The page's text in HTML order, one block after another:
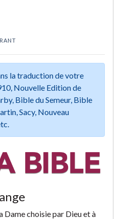
la traduction de votre
Nouvelle Edition de
Bible du Semeur, Bible
Sacy, Nouveau
Dame choisie par Dieu et à